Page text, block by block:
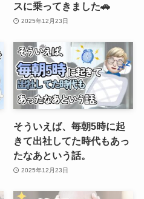
スに乗ってきました🚗
2025年12月23日
そういえば、毎朝5時に起
きて出社してた時代もあっ
たなあという話。
2025年12月23日